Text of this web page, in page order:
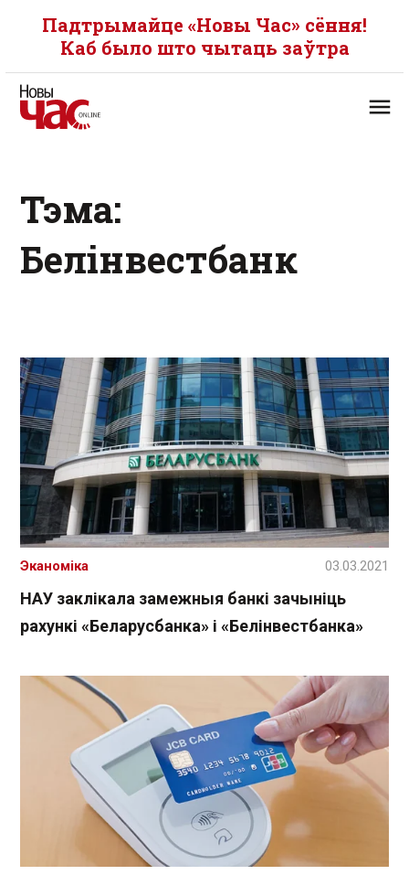
Падтрымайце «Новы Час» сёння!
Каб было што чытаць заўтра
Тэма:
Белінвестбанк
НАУ заклікала замежныя банкі зачыніць
рахункі «Беларусбанка» і «Белінвестбанка»
Эканоміка 03.03.2021